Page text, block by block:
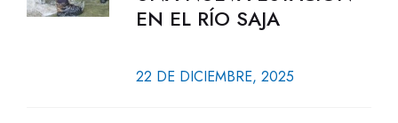
EN EL RÍO SAJA
22 DE DICIEMBRE, 2025